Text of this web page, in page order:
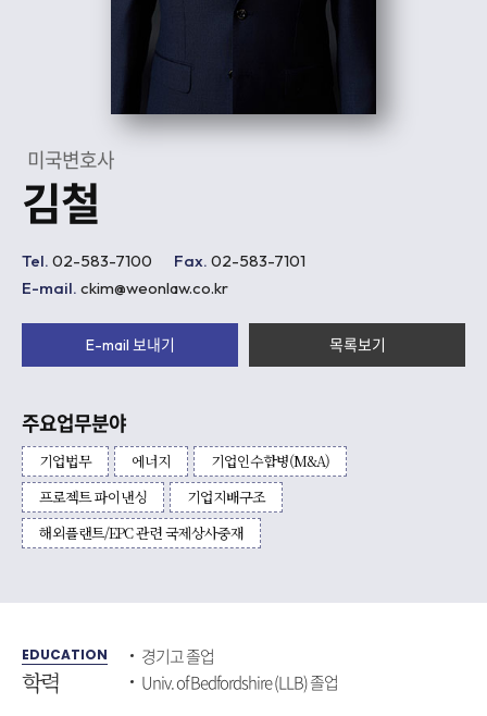
미국변호사
김철
Tel. 02-583-7100 Fax. 02-583-7101
E-mail. ckim@weonlaw.co.kr
E-mail 보내기 목록보기
주요업무분야
기업법무 에너지
기업인수합병(M&A)
프로젝트 파이낸싱
기업지배구조
해외플랜트/EPC 관련 국제상사중재
EDUCATION
학력
경기고 졸업
Univ. of Bedfordshire (LLB) 졸업